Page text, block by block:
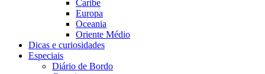
Caribe
Europa
Oceania
Oriente Médio
Dicas e curiosidades
Especiais
Diário de Bordo